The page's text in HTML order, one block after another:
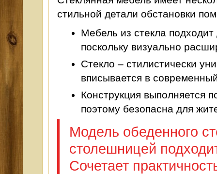
стильной детали обстановки
Мебель из стекла
поскольку визуально
Стекло – стилистически
вписывается в
Конструкция выполняется
поэтому безопасна для
Модель обеденного
столешницей
Сочетает